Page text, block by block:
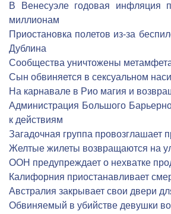
В Венесуэле годовая инфляция
миллионам
Приостановка полетов из-за
Дублина
Сообщества уничтожены
Сын обвиняется в сексуальном
На карнавале в Рио магия и
Администрация Большого
к действиям
Загадочная группа провозглашает
Желтые жилеты возвращаются на
ООН предупреждает о нехватке
Калифорния приостанавливает
Австралия закрывает свои двери
Обвиняемый в убийстве девушки